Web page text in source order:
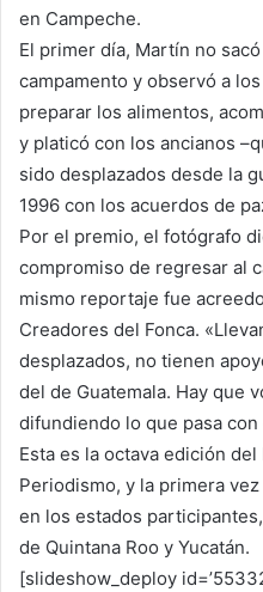
en Campeche.
El primer día, Martín no
campamento y observó a
preparar los alimentos,
y platicó con los ancianos
sido desplazados desde la
1996 con los acuerdos de
Por el premio, el fotógrafo
compromiso de regresar al
mismo reportaje fue
Creadores del Fonca.
desplazados, no tienen
del de Guatemala. Hay que
difundiendo lo que pasa con
Esta es la octava edición
Periodismo, y la primera
en los estados
de Quintana Roo y Yucatán.
[slideshow_deploy